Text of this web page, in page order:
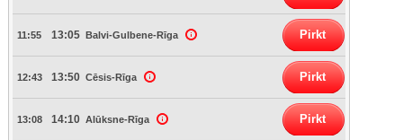
11:55 13:05 Balvi-Gulbene-Rīga Pirkt
12:43 13:50 Cēsis-Rīga Pirkt
13:08 14:10 Alūksne-Rīga Pirkt